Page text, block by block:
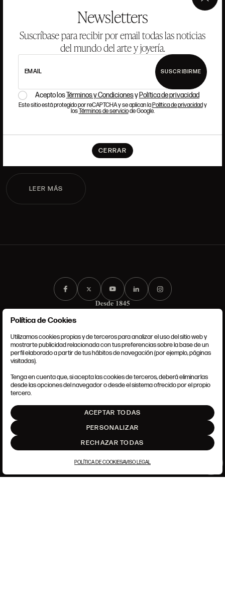
Newsletters
Suscríbase para recibir por email todas las noticias
del mundo del arte y joyería.
EMAIL SUSCRIBIRME
Acepto losTérminos y Condicionesy Política de privacidad
Este sitio está protegido por reCAPTCHA y se aplican laPolítica de privacidady
losTérminos de serviciode Google.
CERRAR
×
DÓNDE ESTAMOS
10H-14H Y 16:30H-20H
(+34) 915 328 515
TRABAJA CON NOSOTROS
la Tradición y la Modernidad.
LEER MÁS
TÉRMINOS Y CONDICIONES
POLÍTICA DE COOKIES
AJUSTE DE COOKIES
Política de Cookies
Utilizamos cookies propias y de terceros para analizar el uso del sitio web y
mostrarte publicidad relacionada con tus preferencias sobre la base de un
perfil elaborado a partir de tus hábitos de navegación (por ejemplo, páginas
visitadas).
Tenga en cuenta que, si acepta las cookies de terceros, deberá eliminarlas
desde las opciones del navegador o desde el sistema ofrecido por el propio
tercero.
ACEPTAR TODAS
PERSONALIZAR
RECHAZAR TODAS
POLÍTICA DE COOKIESAVISO LEGAL